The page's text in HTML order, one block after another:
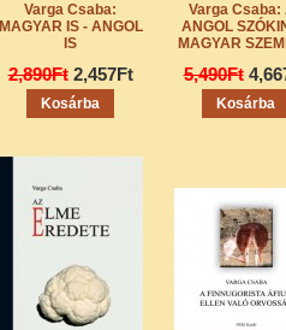
Varga Csaba:
MAGYAR IS - ANGOL
IS
2,890Ft 2,457Ft
Varga Csaba:
ANGOL
MAGYAR
5,490Ft